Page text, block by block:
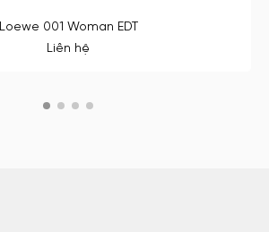
Loewe 001 Woman EDT
Liên hệ